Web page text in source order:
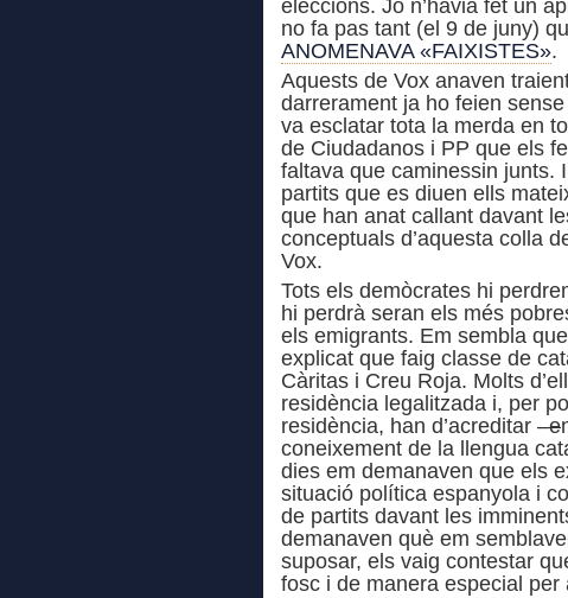
eleccions. Jo n’havia fet un
no fa pas tant (el 9 de juny)
ANOMENAVA «FAIXISTES».
Aquests de Vox anaven
darrerament ja ho feien
va esclatar tota la merda en
de Ciudadanos i PP que els
faltava que caminessin junts.
partits que es diuen ells
que han anat callant davant
conceptuals d’aquesta colla
Vox.
Tots els demòcrates hi
hi perdrà seran els més
els emigrants. Em sembla
explicat que faig classe de
Càritas i Creu Roja. Molts
residència legalitzada i, per
residència, han d’acreditar –e
coneixement de la llengua
dies em demanaven que els
situació política espanyola i
de partits davant les
demanaven què em
suposar, els vaig contestar
fosc i de manera especial per